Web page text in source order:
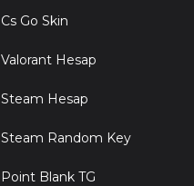
Cs Go Skin
Valorant Hesap
Steam Hesap
Steam Random Key
Point Blank TG